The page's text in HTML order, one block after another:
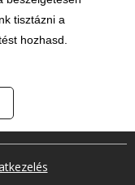
tisztázni a
hozhasd.